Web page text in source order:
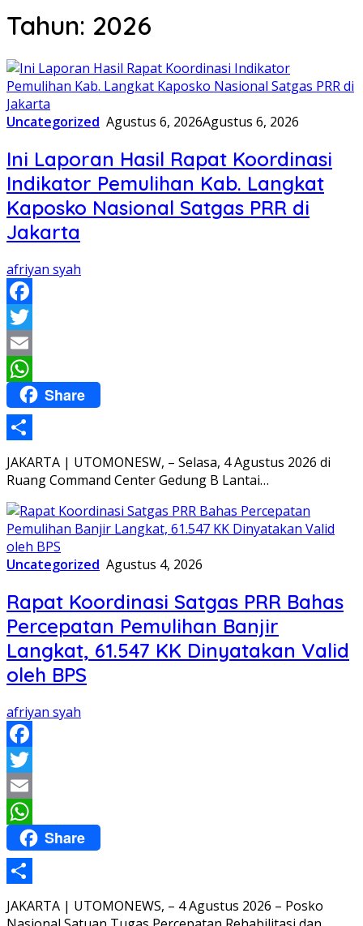
Tahun: 2026
Uncategorized Agustus 6, 2026Agustus 6, 2026
Ini Laporan Hasil Rapat Koordinasi
Indikator Pemulihan Kab. Langkat
Kaposko Nasional Satgas PRR di
Jakarta
afriyan syah
Facebook
Twitter
Email
WhatsApp
Share
Share
JAKARTA | UTOMONESW, – Selasa, 4 Agustus 2026 di
Ruang Command Center Gedung B Lantai…
Uncategorized Agustus 4, 2026
Rapat Koordinasi Satgas PRR Bahas
Percepatan Pemulihan Banjir
Langkat, 61.547 KK Dinyatakan Valid
oleh BPS
afriyan syah
Facebook
Twitter
Email
WhatsApp
Share
Share
JAKARTA | UTOMONEWS, – 4 Agustus 2026 – Posko